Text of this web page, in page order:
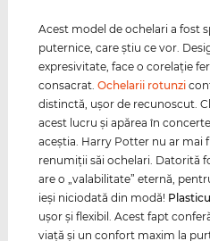
Acest model de ochelari a fost
puternice, care ştiu ce vor.
expresivitate, face o corelaţie
consacrat.Ochelarii rotunzi
distinctă, uşor de recunoscut.
acest lucru şi apărea în
aceştia. Harry Potter nu ar mai
renumiţii săi ochelari. Datorită
are o „valabilitate” eternă,
ieşi niciodată din modă! Plasticul
uşor şi flexibil. Acest fapt
viaţă şi un confort maxim la